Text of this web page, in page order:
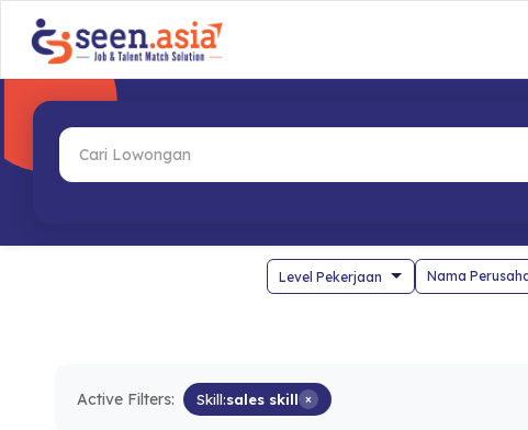
Nama
Active Filters: Skill:sales skill ×